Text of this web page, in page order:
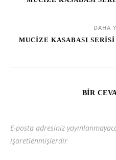
DAHA
MUCİZE KASABASI
BIR
E-posta adresiniz
işaretlenmişlerdir